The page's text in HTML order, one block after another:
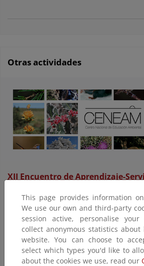
Otras actividades
XII Encuentro de Aprendizaje-
Pamplona, 12 y 13 de diciembre
El CENEAM asiste a la entrega del
Aprendizaje Servicio; y participa en la
instituciones estatales e
representantes del Ministerio de
Profesional, Ministerio para la
Organización de Estados
This page provides information
We use our own and third-party
session active, personalise your
collect anonymous statistics
website. You can choose to
select which types you'd like to
about the cookies we use, read our